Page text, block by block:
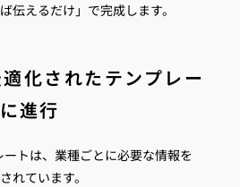
伝えるだけ」で完成します。
化されたテンプレー
進行
トは、業種ごとに必要な情報を
れています。